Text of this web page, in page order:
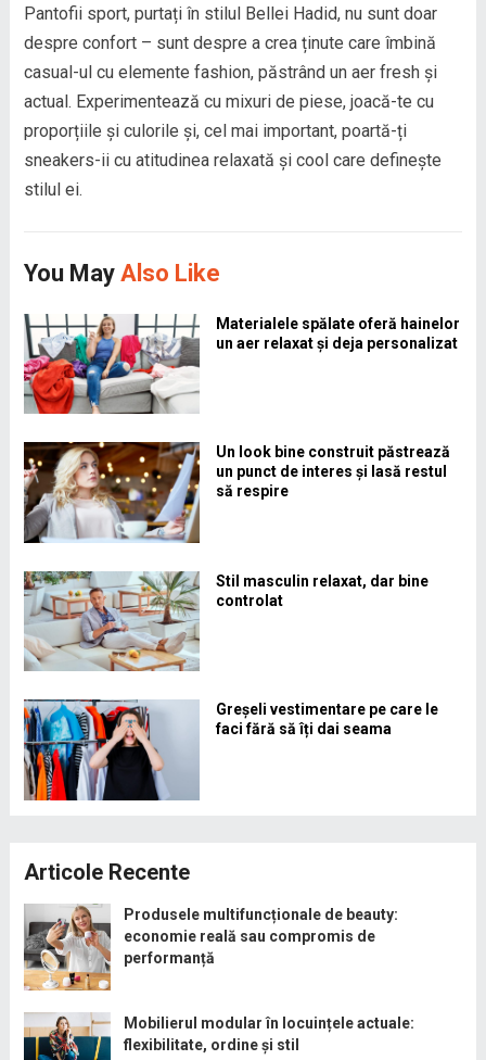
Pantofii sport, purtați în stilul Bellei Hadid, nu sunt doar
despre confort – sunt despre a crea ținute care îmbină
casual-ul cu elemente fashion, păstrând un aer fresh și
actual. Experimentează cu mixuri de piese, joacă-te cu
proporțiile și culorile și, cel mai important, poartă-ți
sneakers-ii cu atitudinea relaxată și cool care definește
stilul ei.
You May Also Like
Materialele spălate oferă hainelor
un aer relaxat și deja personalizat
Un look bine construit păstrează
un punct de interes și lasă restul
să respire
Stil masculin relaxat, dar bine
controlat
Greșeli vestimentare pe care le
faci fără să îți dai seama
Articole Recente
Produsele multifuncționale de beauty:
economie reală sau compromis de
performanță
Mobilierul modular în locuințele actuale:
flexibilitate, ordine și stil